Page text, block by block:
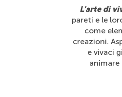
L’arte di
pareti e le
come
creazioni.
e vivaci
animare